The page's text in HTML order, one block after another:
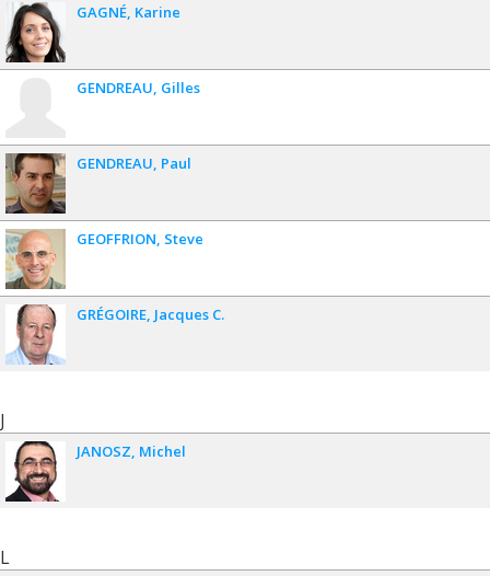
GAGNÉ Karine
GENDREAU Gilles
GENDREAU Paul
GEOFFRION Steve
GRÉGOIRE Jacques C.
J
JANOSZ Michel
L